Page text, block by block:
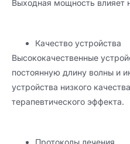
Выходная мощность влияет
Качество устройства
Высококачественные
постоянную длину волны и
устройства низкого
терапевтического эффекта.